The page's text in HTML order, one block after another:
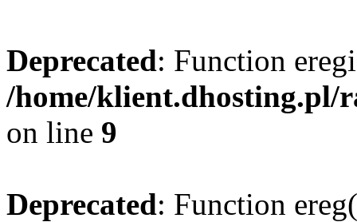
Deprecated: Function
/home/klient.dhosting.pl/
on line 9
Deprecated: Function